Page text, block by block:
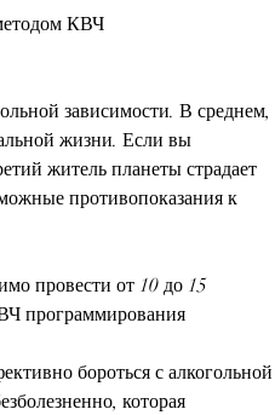
КВЧ
зависимости. В среднем,
жизни. Если вы
житель планеты страдает
противопоказания к
провести от 10 до 15
программирования
бороться с алкогольной
которая